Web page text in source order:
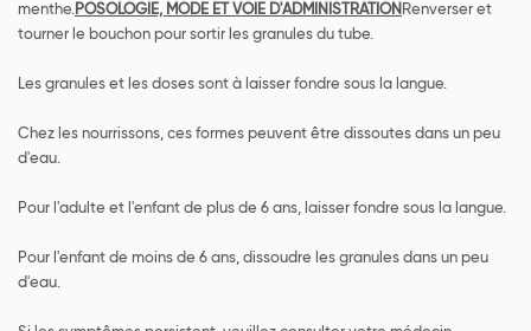
menthe.POSOLOGIE, MODE ET VOIE D'ADMINISTRATION Renverser et
tourner le bouchon pour sortir les granules du tube.
Les granules et les doses sont à laisser fondre sous la langue.
Chez les nourrissons, ces formes peuvent être dissoutes dans un peu
d'eau.
Pour l'adulte et l'enfant de plus de 6 ans, laisser fondre sous la langue.
Pour l'enfant de moins de 6 ans, dissoudre les granules dans un peu
d'eau.